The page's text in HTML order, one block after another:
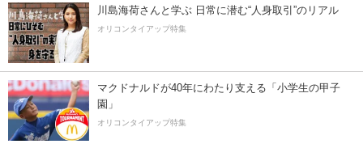
川島海荷さんと学ぶ 日常に潜む“人身取引”のリアル
オリコンタイアップ特集
マクドナルドが40年にわたり支える「小学生の甲子
園」
オリコンタイアップ特集